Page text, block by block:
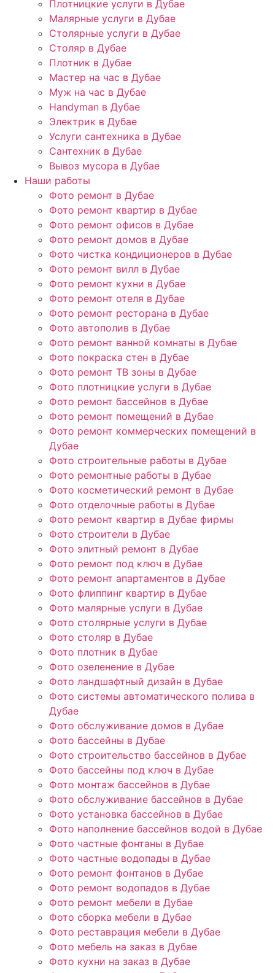
Плотницкие услуги в Дубае
Малярные услуги в Дубае
Столярные услуги в Дубае
Столяр в Дубае
Плотник в Дубае
Мастер на час в Дубае
Муж на час в Дубае
Handyman в Дубае
Электрик в Дубае
Услуги сантехника в Дубае
Сантехник в Дубае
Вывоз мусора в Дубае
Наши работы
Фото ремонт в Дубае
Фото ремонт квартир в Дубае
Фото ремонт офисов в Дубае
Фото ремонт домов в Дубае
Фото чистка кондиционеров в Дубае
Фото ремонт вилл в Дубае
Фото ремонт кухни в Дубае
Фото ремонт отеля в Дубае
Фото ремонт ресторана в Дубае
Фото автополив в Дубае
Фото ремонт ванной комнаты в Дубае
Фото покраска стен в Дубае
Фото ремонт ТВ зоны в Дубае
Фото плотницкие услуги в Дубае
Фото ремонт бассейнов в Дубае
Фото ремонт помещений в Дубае
Фото ремонт коммерческих помещений в
Дубае
Фото строительные работы в Дубае
Фото ремонтные работы в Дубае
Фото косметический ремонт в Дубае
Фото отделочные работы в Дубае
Фото ремонт квартир в Дубае фирмы
Фото строители в Дубае
Фото элитный ремонт в Дубае
Фото ремонт под ключ в Дубае
Фото ремонт апартаментов в Дубае
Фото флиппинг квартир в Дубае
Фото малярные услуги в Дубае
Фото столярные услуги в Дубае
Фото столяр в Дубае
Фото плотник в Дубае
Фото озеленение в Дубае
Фото ландшафтный дизайн в Дубае
Фото системы автоматического полива в
Дубае
Фото обслуживание домов в Дубае
Фото бассейны в Дубае
Фото строительство бассейнов в Дубае
Фото бассейны под ключ в Дубае
Фото монтаж бассейнов в Дубае
Фото обслуживание бассейнов в Дубае
Фото установка бассейнов в Дубае
Фото наполнение бассейнов водой в Дубае
Фото частные фонтаны в Дубае
Фото частные водопады в Дубае
Фото ремонт фонтанов в Дубае
Фото ремонт водопадов в Дубае
Фото ремонт мебели в Дубае
Фото сборка мебели в Дубае
Фото реставрация мебели в Дубае
Фото мебель на заказ в Дубае
Фото кухни на заказ в Дубае